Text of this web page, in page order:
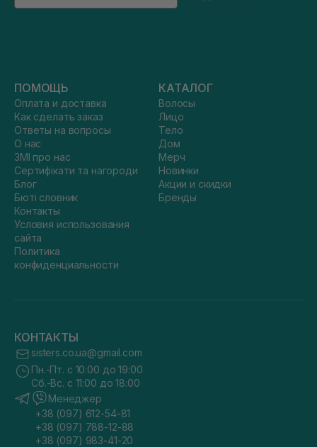
ПОМОЩЬ
Оплата и доставка
Как сделать заказ
Ответы на вопросы
О нас
ЗМІ про нас
Сертифікати та нагороди
Блог
Бюті словник
Контакты
Условия использования
сайта
Политика
конфиденциальности
КАТАЛОГ
Волосы
Лицо
Тело
Дом
Мерч
Новинки
Акции и скидки
Бренды
КОНТАКТЫ
sisters.co.ua@gmail.com
Пн.-Пт. с 10:00 до 19:00
Сб.-Вс. с 11:00 до 18:00
Менеджер
+38 (097) 612-54-81
+38 (097) 788-12-88
+38 (097) 983-41-20